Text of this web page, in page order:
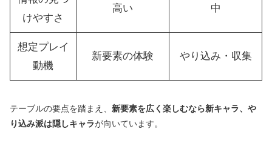
けやすさ
高い 中
想定プレイ
動機
新要素の体験 やり込み・収集
テーブルの要点を踏まえ、 新要素を広く楽しむなら新キャラ、や
り込み派は隠しキャラが向いています。